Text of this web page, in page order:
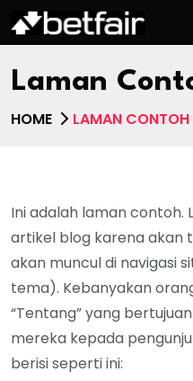
Laman
HOME LAMAN CONTOH
Ini adalah laman contoh.
artikel blog karena akan
akan muncul di navigasi
tema). Kebanyakan
“Tentang” yang
mereka kepada
berisi seperti ini: